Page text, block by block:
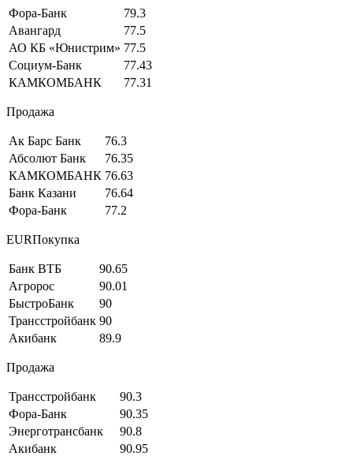
Фора-Банк
79.3
Авангард
77.5
АО КБ «Юнистрим» 77.5
Социум-Банк
77.43
КАМКОМБАНК
77.31
Продажа
Ак Барс Банк
76.3
Абсолют Банк
76.35
КАМКОМБАНК 76.63
Банк Казани
76.64
Фора-Банк
77.2
EURПокупка
Банк ВТБ
90.65
Агророс
90.01
БыстроБанк
90
Трансстройбанк 90
Акибанк
89.9
Продажа
Трансстройбанк
90.3
Фора-Банк
90.35
Энерготрансбанк
90.8
Акибанк
90.95